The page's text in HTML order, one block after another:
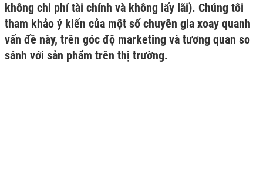
không chi phí tài chính và không lấy lãi). Chúng tôi
tham khảo ý kiến của một số chuyên gia xoay quanh
vấn đề này, trên góc độ marketing và tương quan so
sánh với sản phẩm trên thị trường.